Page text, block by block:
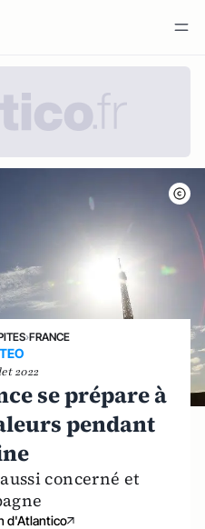
›FRANCE
2022
se prépare à
pendant
concerné et
d'Atlantico